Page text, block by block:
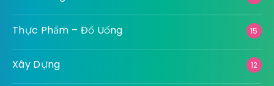
Thực Phẩm – Đồ Uống 15
Xây Dựng 12